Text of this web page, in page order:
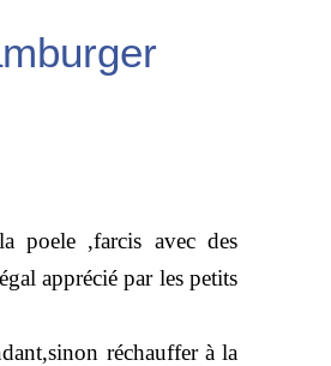
poele ,farcis avec des
apprécié par les petits
réchauffer à la